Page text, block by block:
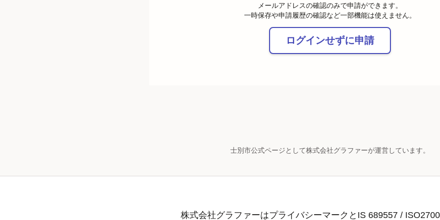
メールアドレスの確認のみで申請ができます。
一時保存や申請履歴の確認など一部機能は使えません。
ログインせずに申請
士別市公式ページとして株式会社グラファーが運営しています。
株式会社グラファーはプライバシーマークとIS 689557 /